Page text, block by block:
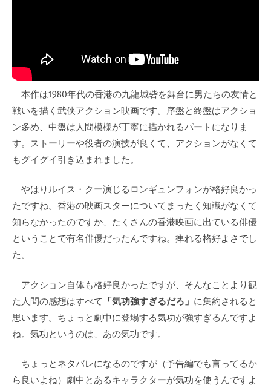
本作は1980年代の香港の九龍城砦を舞台に男たちの友情と
戦いを描く武侠アクション映画です。序盤と終盤はアクショ
ン多め、中盤は人間模様が丁寧に描かれるパートになりま
す。ストーリーや役者の演技が良くて、アクションがなくて
もグイグイ引き込まれました。
やはりルイス・クー演じるロンギュンフォンが格好良かっ
たですね。香港の映画スターについてまったく知識がなくて
知らなかったのですか、たくさんの香港映画に出ている俳優
ということで有名俳優だったんですね。痺れる格好よさでし
た。
アクション自体も格好良かったですが、そんなことより観
た人間の感想はすべて 「気功強すぎるだろ」 に集約されると
思います。ちょっと劇中に登場する気功が強すぎるんですよ
ね。気功というのは、あの気功です。
ちょっとネタバレになるのですが（予告編でも言ってるか
ら良いよね）劇中とあるキャラクターが気功を使うんですよ